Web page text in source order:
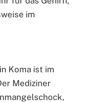
im
Koma ist im
Mediziner